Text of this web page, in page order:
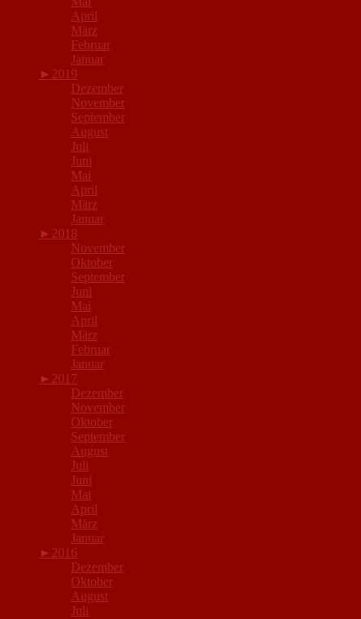
April
März
Februar
Januar
► 2019
Dezember
November
September
August
Juli
Juni
Mai
April
März
Januar
► 2018
November
Oktober
September
Juni
Mai
April
März
Februar
Januar
► 2017
Dezember
November
Oktober
September
August
Juli
Juni
Mai
April
März
Januar
► 2016
Dezember
Oktober
August
Juli